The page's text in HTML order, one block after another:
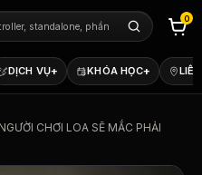
DỊCH VỤ+ KHÓA HỌC+
0
CHƠI LOA SẼ MẮC PHẢI